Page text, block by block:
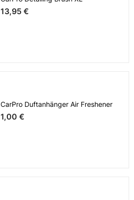
13,95 €
CarPro Duftanhänger Air Freshener
1,00 €